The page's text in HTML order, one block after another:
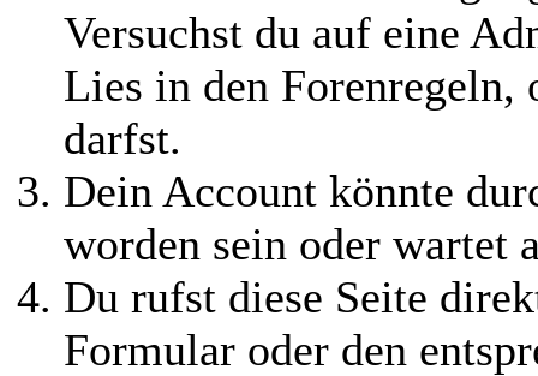
Versuchst du auf eine
Lies in den Forenregeln,
darfst.
Dein Account könnte
worden sein oder wartet
Du rufst diese Seite
Formular oder den